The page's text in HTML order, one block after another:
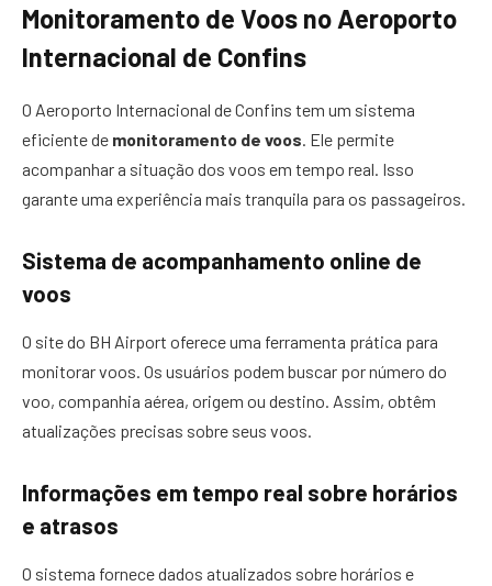
Monitoramento de Voos no Aeroporto
Internacional de Confins
O Aeroporto Internacional de Confins tem um sistema
eficiente de monitoramento de voos. Ele permite
acompanhar a situação dos voos em tempo real. Isso
garante uma experiência mais tranquila para os passageiros.
Sistema de acompanhamento online de
voos
O site do BH Airport oferece uma ferramenta prática para
monitorar voos. Os usuários podem buscar por número do
voo, companhia aérea, origem ou destino. Assim, obtêm
atualizações precisas sobre seus voos.
Informações em tempo real sobre horários
e atrasos
O sistema fornece dados atualizados sobre horários e